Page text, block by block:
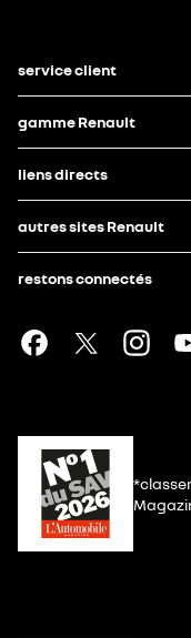
service client
gamme Renault
liens directs
autres sites Renault
restons connectés